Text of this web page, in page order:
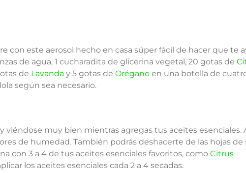
con este aerosol hecho en casa súper fácil de hacer que te
de agua, 1 cucharadita de glicerina vegetal, 20 gotas de
de Lavanda y 5 gotas de Orégano en una botella de
según sea necesario.
muy bien mientras agregas tus aceites esenciales.
de humedad. También podrás deshacerte de las hojas de
con 3 a 4 de tus aceites esenciales favoritos, como Citrus
los aceites esenciales cada 2 a 4 secadas.